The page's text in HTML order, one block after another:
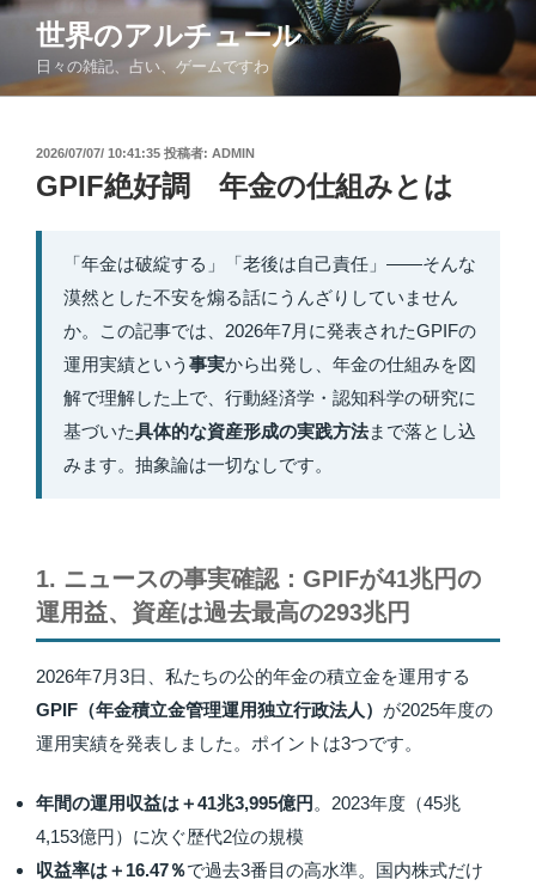
コ
ン
世界のアルチュール
日々の雑記、占い、ゲームですわ
投
稿
日:
2026/07/07/ 10:41:35 投稿者: ADMIN
GPIF絶好調 年金の仕組みとは
「年金は破綻する」「老後は自己責任」——そんな
漠然とした不安を煽る話にうんざりしていません
か。この記事では、2026年7月に発表されたGPIFの
運用実績という 事実から出発し、年金の仕組みを図
解で理解した上で、行動経済学・認知科学の研究に
基づいた具体的な資産形成の実践方法まで落とし込
みます。抽象論は一切なしです。
1. ニュースの事実確認：GPIFが41兆円の
運用益、資産は過去最高の293兆円
2026年7月3日、私たちの公的年金の積立金を運用する
GPIF（年金積立金管理運用独立行政法人） が2025年度の
運用実績を発表しました。ポイントは3つです。
年間の運用収益は＋41兆3,995億円 。2023年度（45兆
4,153億円）に次ぐ歴代2位の規模
収益率は＋16.47％で過去3番目の高水準。国内株式だけ